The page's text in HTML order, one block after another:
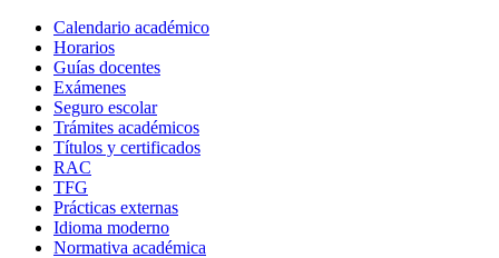
Calendario académico
Horarios
Guías docentes
Exámenes
Seguro escolar
Trámites académicos
Títulos y certificados
RAC
TFG
Prácticas externas
Idioma moderno
Normativa académica